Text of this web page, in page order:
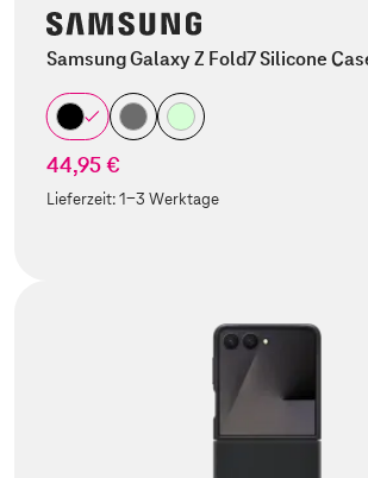
Samsung Galaxy Z Fold7 Silicone
44,95 €
Lieferzeit:1-3 Werktage